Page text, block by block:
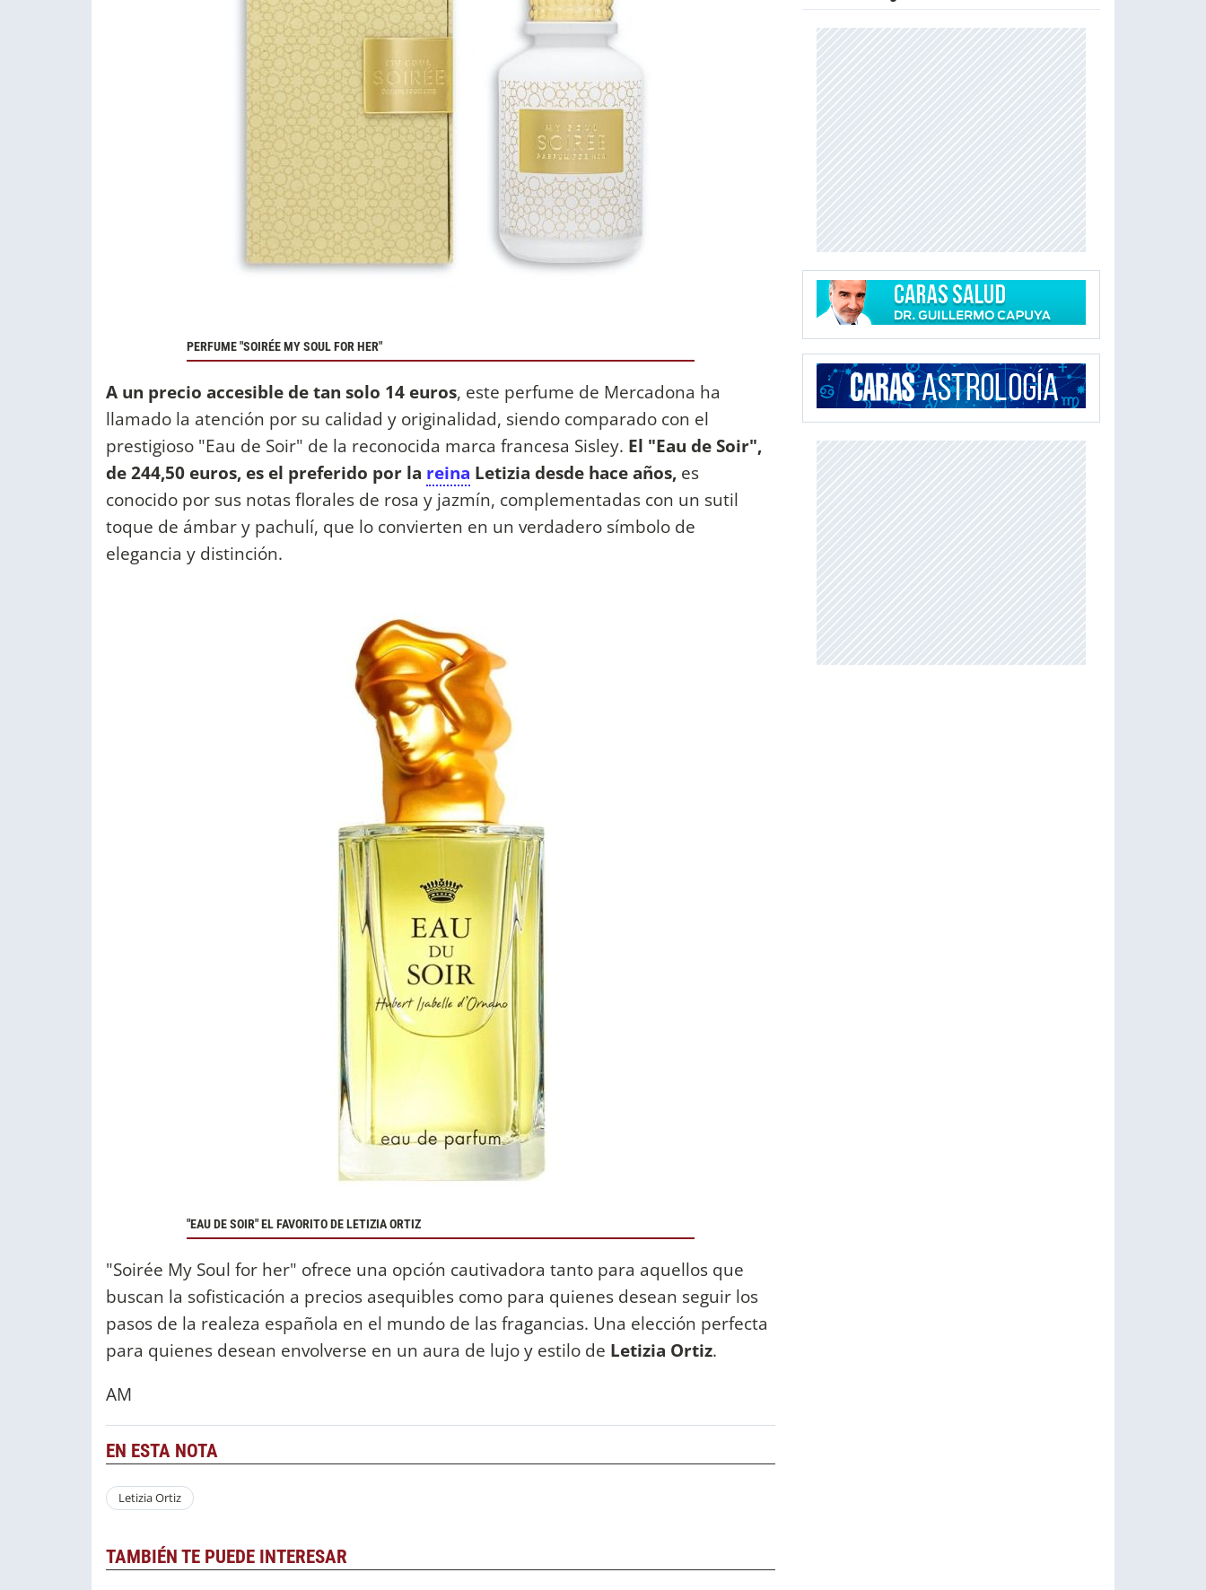
PERFUME "SOIRÉE MY SOUL FOR HER"
A un precio accesible de tan solo 14 euros, este perfume de Mercadona ha
llamado la atención por su calidad y originalidad, siendo comparado con el
prestigioso "Eau de Soir" de la reconocida marca francesa Sisley. El "Eau de Soir",
de 244,50 euros, es el preferido por la reina Letizia desde hace años, es
conocido por sus notas florales de rosa y jazmín, complementadas con un sutil
toque de ámbar y pachulí, que lo convierten en un verdadero símbolo de
elegancia y distinción.
"EAU DE SOIR" EL FAVORITO DE LETIZIA ORTIZ
"Soirée My Soul for her" ofrece una opción cautivadora tanto para aquellos que
buscan la sofisticación a precios asequibles como para quienes desean seguir los
pasos de la realeza española en el mundo de las fragancias. Una elección perfecta
para quienes desean envolverse en un aura de lujo y estilo de Letizia Ortiz.
AM
EN ESTA NOTA
Letizia Ortiz
TAMBIÉN TE PUEDE INTERESAR